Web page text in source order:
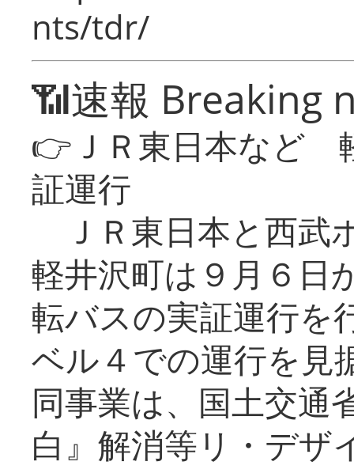
nts/tdr/
📶速報 Breaking
👉ＪＲ東日本など
証運行
ＪＲ東日本と西武
軽井沢町は９月６日
転バスの実証運行を
ベル４での運行を見
同事業は、国土交通
白』解消等リ・デザ